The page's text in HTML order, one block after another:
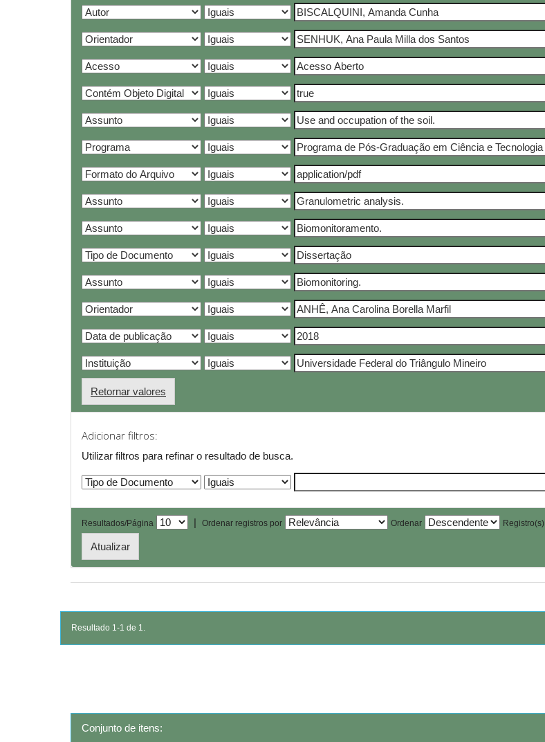
Retornar valores
Adicionar filtros:
Utilizar filtros para refinar o resultado de busca.
Resultados/Página | Ordenar registros por Ordenar Registro(s)
Resultado 1-1 de 1.
Conjunto de itens: